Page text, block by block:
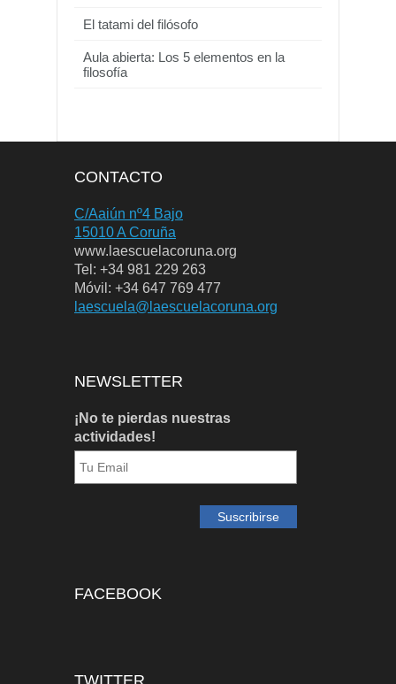
El tatami del filósofo
Aula abierta: Los 5 elementos en la
filosofía
CONTACTO
C/Aaiún nº4 Bajo
15010 A Coruña
www.laescuelacoruna.org
Tel: +34 981 229 263
Móvil: +34 647 769 477
laescuela@laescuelacoruna.org
NEWSLETTER
¡No te pierdas nuestras
actividades!
FACEBOOK
TWITTER